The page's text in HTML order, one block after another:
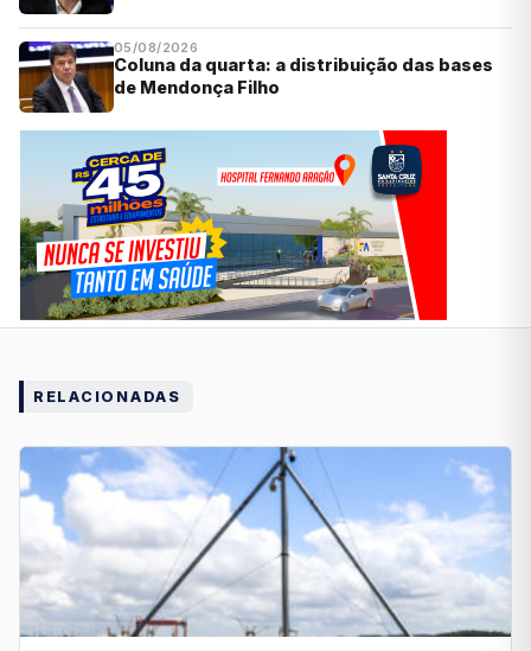
05/08/2026
Coluna da quarta: a distribuição das bases
de Mendonça Filho
RELACIONADAS